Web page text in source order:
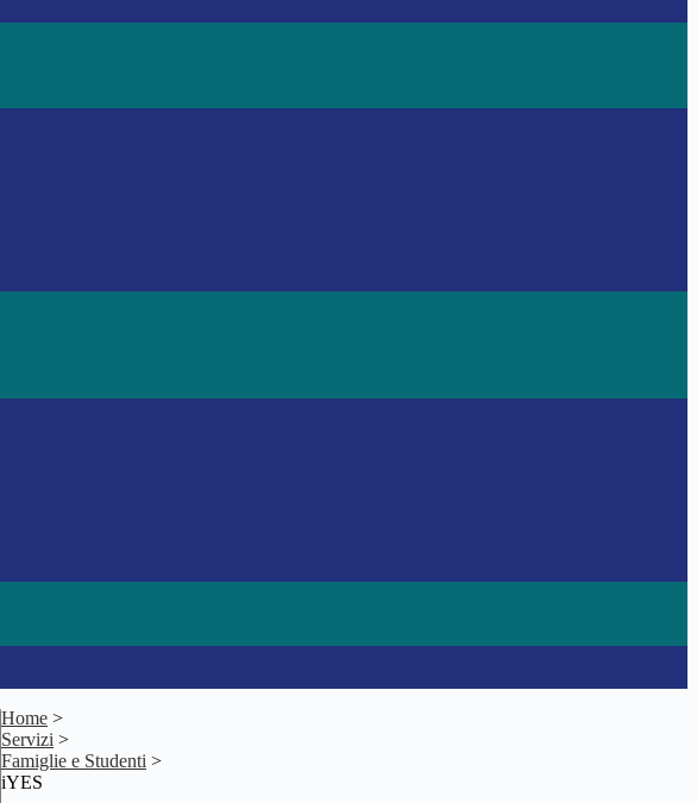
Home >
Servizi >
Famiglie e Studenti >
iYES